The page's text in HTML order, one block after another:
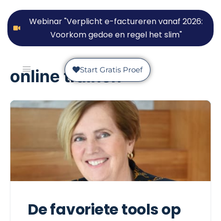
Webinar "Verplicht e-factureren vanaf 2026:
Voorkom gedoe en regel het slim"
Start Gratis Proef
online trainen
De favoriete tools op